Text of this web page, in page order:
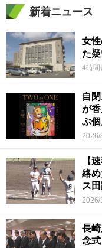
新着ニュース
女
た
4時間
自
が
ぶ
2026/
【
絡
ス
2026/
長
念